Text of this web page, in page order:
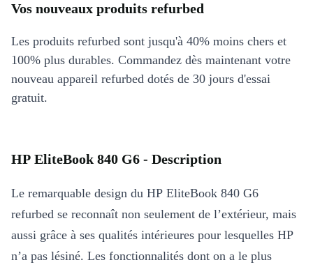
Vos nouveaux produits refurbed
Les produits refurbed sont jusqu'à 40% moins chers et
100% plus durables. Commandez dès maintenant votre
nouveau appareil refurbed dotés de 30 jours d'essai
gratuit.
HP EliteBook 840 G6 - Description
Le remarquable design du HP EliteBook 840 G6
refurbed se reconnaît non seulement de l’extérieur, mais
aussi grâce à ses qualités intérieures pour lesquelles HP
n’a pas lésiné. Les fonctionnalités dont on a le plus